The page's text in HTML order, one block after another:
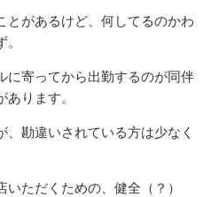
とがあるけど、何してるのかわ
に寄ってから出勤するのが同伴
ります。
、勘違いされている方は少なく
ただくための、健全（？）